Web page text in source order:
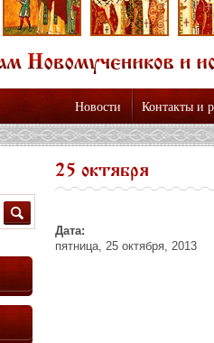
Новости Контакты и
25 октября
Дата:
пятница, 25 октября, 2013